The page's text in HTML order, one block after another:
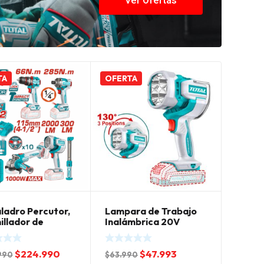
Percutor,
de
Esmeril,
Linterna
El
$224.990El
OFERTA
Lampara de Trabajo
Inalámbrica 20V
22.5W Total
$63.990El
$47.993